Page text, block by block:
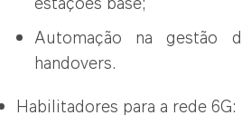
Automação na gestão
handovers.
Habilitadores para a rede 6G: